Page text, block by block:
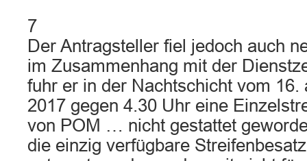
7
Der Antragsteller fiel jedoch auch
im Zusammenhang mit der
fuhr er in der Nachtschicht vom 16.
2017 gegen 4.30 Uhr eine
von POM … nicht gestattet
die einzig verfügbare